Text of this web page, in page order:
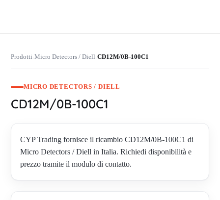
Prodotti›Micro Detectors / Diell›CD12M/0B-100C1
MICRO DETECTORS / DIELL
CD12M/0B-100C1
CYP Trading fornisce il ricambio CD12M/0B-100C1 di
Micro Detectors / Diell in Italia. Richiedi disponibilità e
prezzo tramite il modulo di contatto.